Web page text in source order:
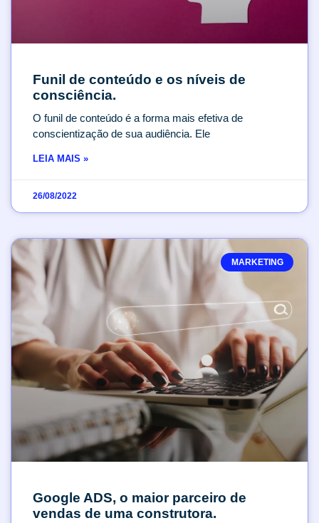
Funil de conteúdo e os níveis de
consciência.
O funil de conteúdo é a forma mais efetiva de
conscientização de sua audiência. Ele
LEIA MAIS »
26/08/2022
MARKETING
Google ADS, o maior parceiro de
vendas de uma construtora.